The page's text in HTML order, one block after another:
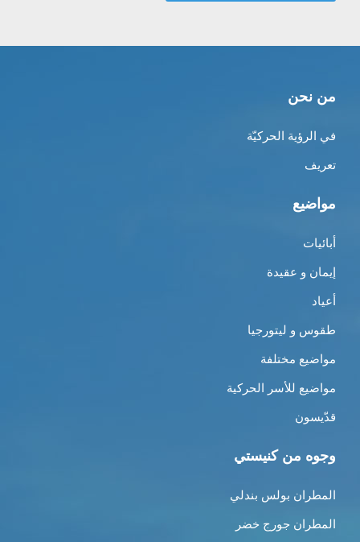
من نحن
في الرؤية الحركيّة
تعريف
مواضيع
أبائيات
إيمان و عقيدة
أعياد
طقوس و ليتورجيا
مواضيع مختلفة
مواضيع للأسر الحركية
قدّيسون
وجوه من كنيستي
المطران بولس بندلي
المطران جورج خضر